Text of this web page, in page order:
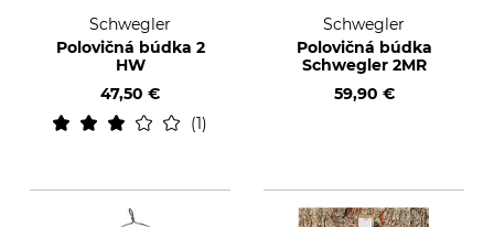
Schwegler
Polovičná búdka 2
HW
47,50 €
1
Schwegler
Polovičná búdka
Schwegler 2MR
59,90 €